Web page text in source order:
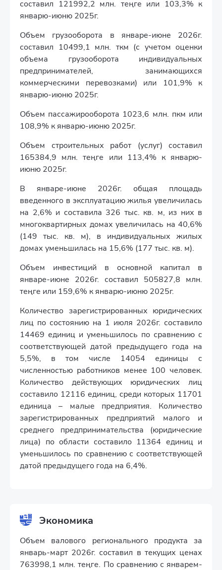
составил 121992,2 млн. теңге или 103,3% к
январю-июню 2025г.
Объем грузооборота в январе-июне 2026г.
составил 10499,1 млн. ткм (с учетом оценки
объема грузооборота индивидуальных
предпринимателей, занимающихся
коммерческими перевозками) или 101,9% к
январю-июню 2025г.
Объем пассажирооборота 1023,6 млн. пкм или
108,9% к январю-июню 2025г.
Объем строительных работ (услуг) составил
165384,9 млн. теңге или 113,4% к январю-
июню 2025г.
В январе-июне 2026г. общая площадь
введенного в эксплуатацию жилья увеличилась
на 2,6% и составила 326 тыс. кв. м, из них в
многоквартирных домах увеличилась на 40,6%
(149 тыс. кв. м), в индивидуальных жилых
домах уменьшилась на 15,6% (177 тыс. кв. м).
Объем инвестиций в основной капитал в
январе-июне 2026г. составил 505827,8 млн.
теңге или 159,6% к январю-июню 2025г.
Количество зарегистрированных юридических
лиц по состоянию на 1 июля 2026г. составило
14469 единиц и уменьшилось по сравнению с
соответствующей датой предыдущего года на
5,5%, в том числе 14054 единицы с
численностью работников менее 100 человек.
Количество действующих юридических лиц
составило 12116 единиц, среди которых 11701
единица – малые предприятия. Количество
зарегистрированных предприятий малого и
среднего предпринимательства (юридические
лица) по области составило 11364 единиц и
уменьшилось по сравнению с соответствующей
датой предыдущего года на 6,4%.
Экономика
Объем валового регионального продукта за
январь-март 2026г. составил в текущих ценах
763998,1 млн. теңге. По сравнению с январем-